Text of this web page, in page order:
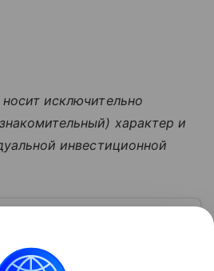
исключительно
характер и
инвестиционной